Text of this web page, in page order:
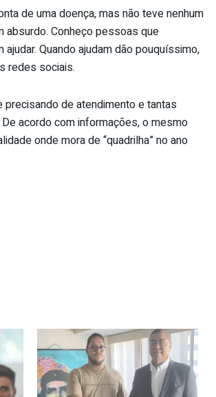
de uma doença, mas não teve nenhum
absurdo. Conheço pessoas que
Quando ajudam dão pouquíssimo,
redes sociais.
de atendimento e tantas
acordo com informações, o mesmo
onde mora de “quadrilha” no ano